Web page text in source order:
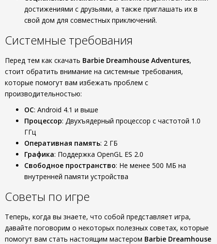
достижениями с друзьями, а также приглашать их в
свой дом для совместных приключений.
Системные требования
Перед тем как скачать Barbie Dreamhouse Adventures,
стоит обратить внимание на системные требования,
которые помогут вам избежать проблем с
производительностью:
ОС: Android 4.1 и выше
Процессор: Двухъядерный процессор с частотой 1.0
ГГц
Оперативная память: 2 ГБ
Графика: Поддержка OpenGL ES 2.0
Свободное пространство: Не менее 500 МБ на
внутренней памяти устройства
Советы по игре
Теперь, когда вы знаете, что собой представляет игра,
давайте поговорим о некоторых полезных советах, которые
помогут вам стать настоящим мастером Barbie Dreamhouse